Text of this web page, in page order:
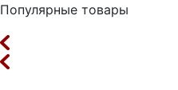
Популярные товары